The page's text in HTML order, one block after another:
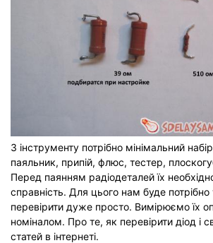
З інструменту потрібно мінімальний
паяльник, припій, флюс, тестер,
Перед паянням радіодеталей їх
справність. Для цього нам буде
перевірити дуже просто. Вимірюємо їх
номіналом. Про те, як перевірити діод і
статей в інтернеті.